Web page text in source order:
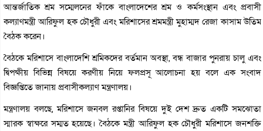
আন্তর্জাতিক শ্রম সম্মেলনের ফাঁকে বাংলাদেশের শ্রম ও কর্মসংস্থান এবং প্রবাসী
কল্যাণমন্ত্রী আরিফুল হক চৌধুরী এবং মরিশাসের শ্রমমন্ত্রী মুহাম্মদ রেজা কাসাম উতিম
বৈঠক করেন।
বৈঠকে মরিশাসে বাংলাদেশি শ্রমিকদের বর্তমান অবস্থা, বন্ধ বাজার পুনরায় চালু এবং
দ্বিপক্ষীয় বিভিন্ন বিষয়ে করণীয় নিয়ে ফলপ্রসূ আলোচনা হয় বলে এক সংবাদ
বিজ্ঞপ্তিতে জানায় প্রবাসীকল্যাণ মন্ত্রণালয়।
মন্ত্রণালয় বলছে, মরিশাসে জনবল রপ্তানির বিষয়ে দুই দেশ দ্রুত একটি সমঝোতা
স্মারক স্বাক্ষরে সম্মত হয়েছে। বৈঠকে মন্ত্রী আরিফুল হক চৌধুরী মরিশাসে জনশক্তি